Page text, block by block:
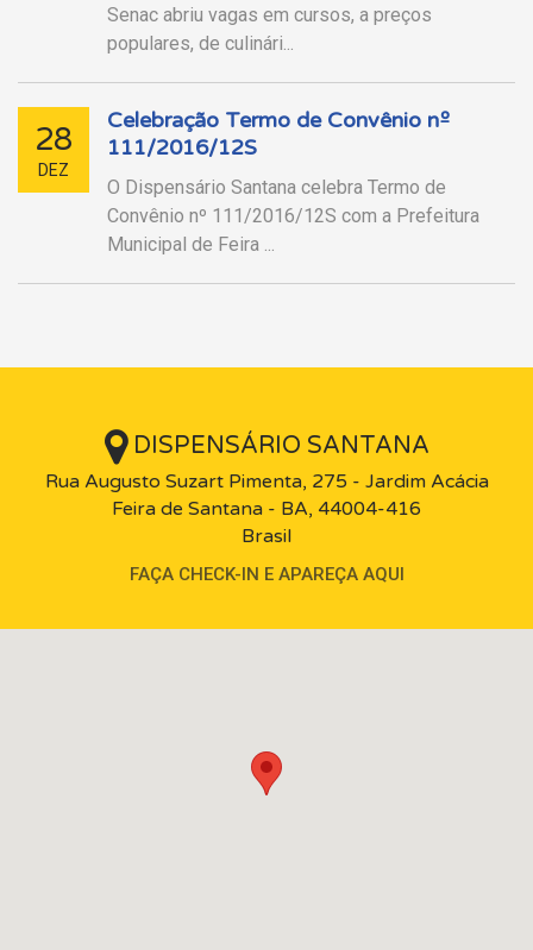
Senac abriu vagas em cursos, a preços
populares, de culinári...
28
DEZ
Celebração Termo de Convênio nº
111/2016/12S
O Dispensário Santana celebra Termo de
Convênio nº 111/2016/12S com a Prefeitura
Municipal de Feira ...
DISPENSÁRIO SANTANA
Rua Augusto Suzart Pimenta, 275 - Jardim Acácia
Feira de Santana - BA, 44004-416
Brasil
FAÇA CHECK-IN E APAREÇA AQUI